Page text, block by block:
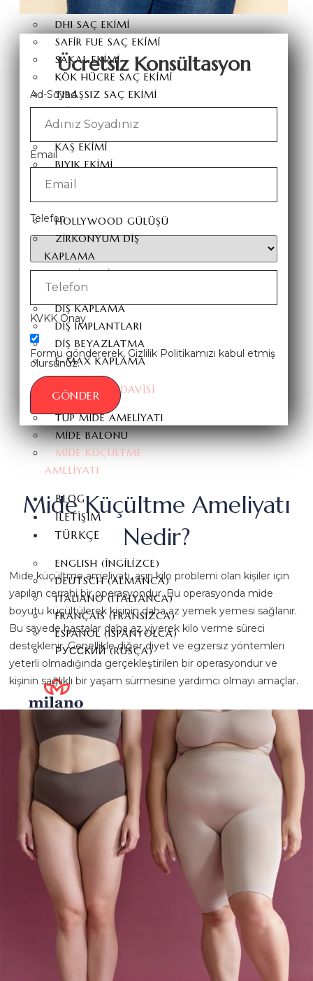
FUE SAÇ EKIMI
DHI SAÇ EKIMI
SAFIR FUE SAÇ EKIMI
SAKAL EKIMI
KÖK HÜCRE SAÇ EKIMI
TIRAŞSIZ SAÇ EKIMI
AĞRISIZ SAÇ EKIMI
FUT SAÇ EKIMI
KAŞ EKIMI
BIYIK EKIMI
DIŞ ESTETIĞI
HOLLYWOOD GÜLÜŞÜ
ZIRKONYUM DIŞ
KAPLAMA
LAMINA DIŞ KAPLAMA
PORSELEN DIŞ KAPLAMA
DIŞ KAPLAMA
DIŞ İMPLANTLARI
DIŞ BEYAZLATMA
E-MAX KAPLAMA
OBEZİTE TEDAVİSİ
TÜP MIDE AMELIYATI
MIDE BALONU
MIDE KÜÇÜLTME
AMELIYATI
BLOG
İLETIŞIM
TÜRKÇE
ENGLISH (İNGILIZCE)
DEUTSCH(ALMANCA)
ITALIANO(İTALYANCA)
FRANÇAIS(FRANSIZCA)
ESPAÑOL (İSPANYOLCA)
РУССКИЙ(RUSÇA)
X
Ücretsiz Konsültasyon
Ad-Soyad
Email
Telefon
KVKK Onay
Formu göndererek, Gizlilik Politikamızı kabul etmiş
olursunuz.
GÖNDER
Mide Küçültme Ameliyatı
Nedir?
Mide küçültme ameliyatı, aşırı kilo problemi olan kişiler için
yapılan cerrahi bir operasyondur. Bu operasyonda mide
boyutu küçültülerek kişinin daha az yemek yemesi sağlanır.
Bu sayede hastalar daha az yiyerek kilo verme süreci
desteklenir. Genellikle diğer diyet ve egzersiz yöntemleri
yeterli olmadığında gerçekleştirilen bir operasyondur ve
kişinin sağlıklı bir yaşam sürmesine yardımcı olmayı amaçlar.